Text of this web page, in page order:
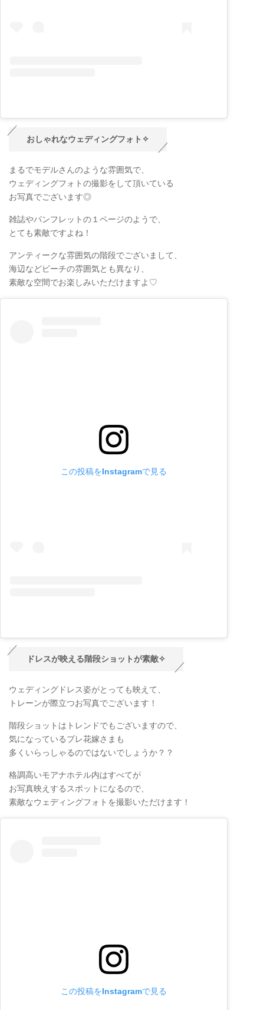
おしゃれなウェディングフォト✧
まるでモデルさんのような雰囲気で、
ウェディングフォトの撮影をして頂いている
お写真でございます◎
雑誌やパンフレットの１ページのようで、
とても素敵ですよね！
アンティークな雰囲気の階段でございまして、
海辺などビーチの雰囲気とも異なり、
素敵な空間でお楽しみいただけますよ♡
この投稿をInstagramで見る
ドレスが映える階段ショットが素敵✧
ウェディングドレス姿がとっても映えて、
トレーンが際立つお写真でございます！
階段ショットはトレンドでもございますので、
気になっているプレ花嫁さまも
多くいらっしゃるのではないでしょうか？？
格調高いモアナホテル内はすべてが
お写真映えするスポットになるので、
素敵なウェディングフォトを撮影いただけます！
この投稿をInstagramで見る